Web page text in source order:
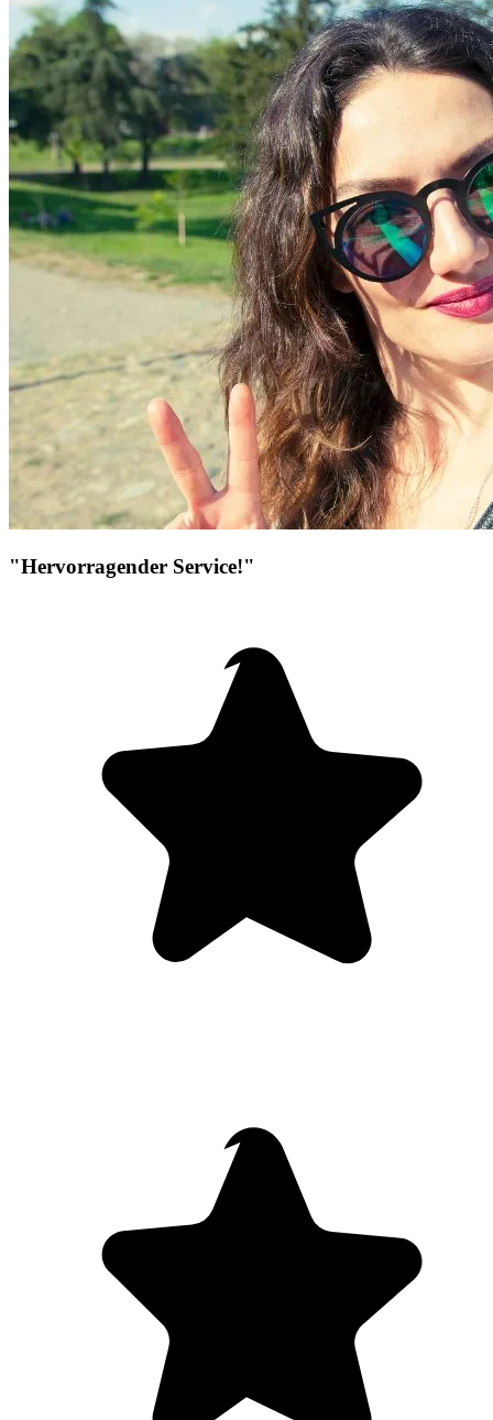
"Hervorragender Service!"